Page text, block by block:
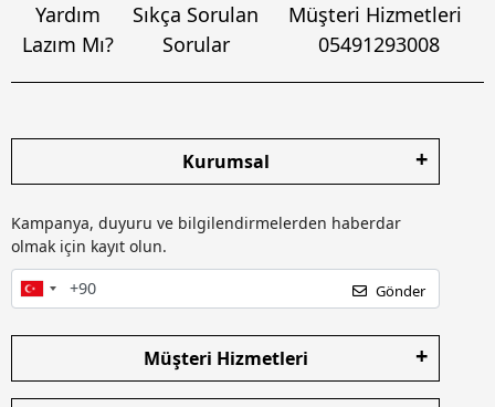
Yardım
Lazım Mı?
Sıkça Sorulan
Sorular
Müşteri Hizmetleri
05491293008
Kurumsal
Kampanya, duyuru ve bilgilendirmelerden haberdar
olmak için kayıt olun.
Gönder
Müşteri Hizmetleri